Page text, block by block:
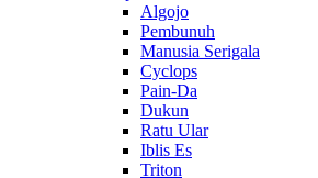
Algojo
Pembunuh
Manusia Serigala
Cyclops
Pain-Da
Dukun
Ratu Ular
Iblis Es
Triton